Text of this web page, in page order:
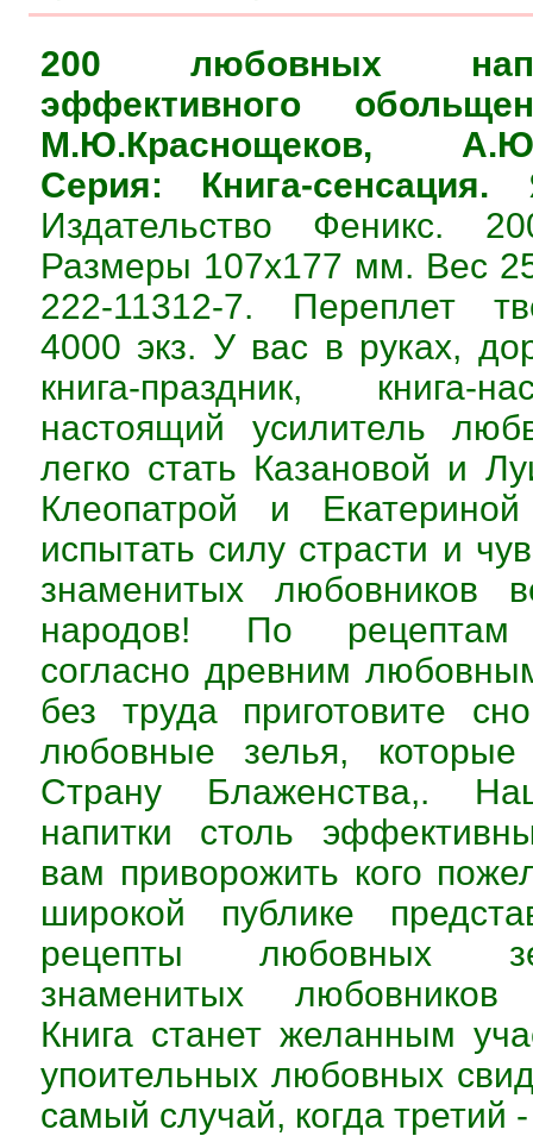
200 любовных
эффективного
М.Ю.Краснощеков,
Серия: Книга-сенсация.
Издательство Феникс.
Размеры 107х177 мм. Вес
222-11312-7. Переплет
4000 экз. У вас в руках,
книга-праздник, книга-
настоящий усилитель
легко стать Казановой и
Клеопатрой и
испытать силу страсти и
знаменитых любовников
народов! По рецептам
согласно древним
без труда приготовите
любовные зелья,
Страну Блаженства,.
напитки столь
вам приворожить кого
широкой публике
рецепты любовных
знаменитых любовников
Книга станет желанным
упоительных любовных
самый случай, когда третий